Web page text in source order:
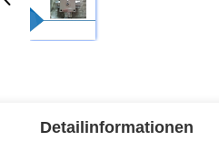
Detailinformationen